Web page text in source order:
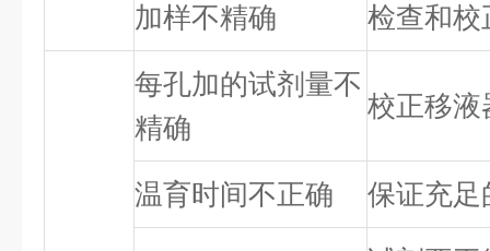
加样不精确 检查和校
每孔加的试剂量不
精确
校正移液
温育时间不正确 保证充足